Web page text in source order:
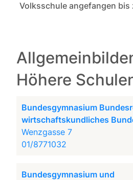
Volksschule angefangen bis
Höhere
Bundesgymnasium
wirtschaftskundliches
Wenzgasse 7
01/8771032
Bundesgymnasium und